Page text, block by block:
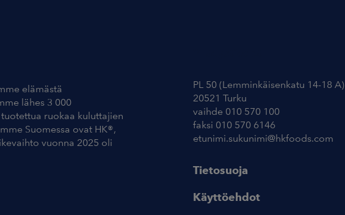
elämästä
lähes 3 000
ruokaa kuluttajien
Suomessa ovat HK®,
vuonna 2025 oli
PL 50 (Lemminkäisenkatu 14-18 A)
20521 Turku
vaihde 010 570 100
faksi 010 570 6146
etunimi.sukunimi@hkfoods.com
Tietosuoja
Käyttöehdot